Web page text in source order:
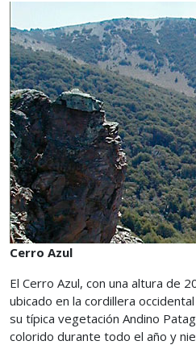
Cerro Azul
El Cerro Azul, con una altura de
ubicado en la cordillera
su típica vegetación Andino
colorido durante todo el año y